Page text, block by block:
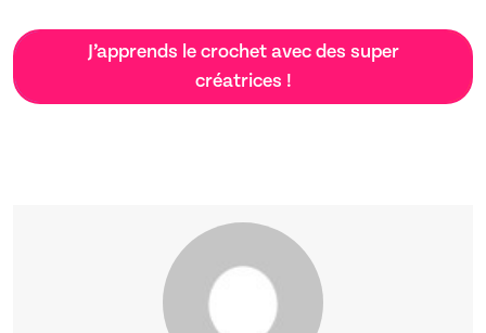
J’apprends le crochet avec des super
créatrices !